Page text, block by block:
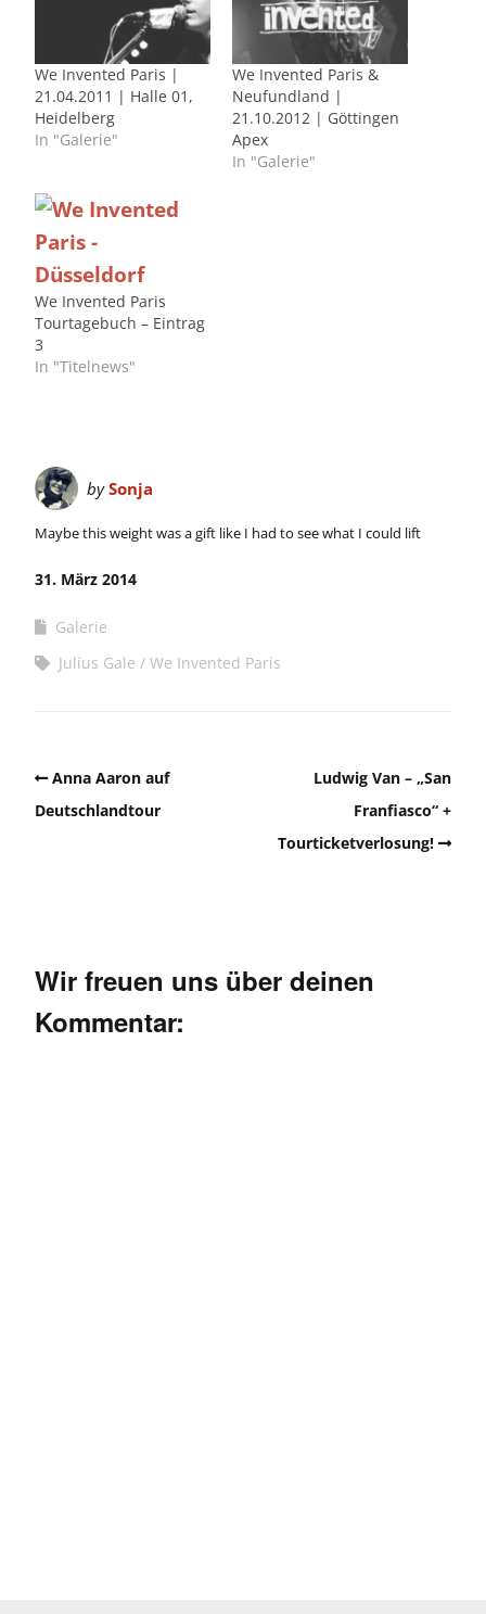
We Invented Paris |
21.04.2011 | Halle 01,
Heidelberg
In "Galerie"
We Invented Paris &
Neufundland |
21.10.2012 | Göttingen
Apex
In "Galerie"
We Invented Paris
Tourtagebuch – Eintrag
3
In "Titelnews"
bySonja
Maybe this weight was a gift like I had to see what I could lift
31. März 2014
Galerie
Julius Gale
We Invented Paris
Anna Aaron auf
Deutschlandtour
Ludwig Van – „San
Franfiasco“ +
Tourticketverlosung!
Wir freuen uns über deinen
Kommentar: